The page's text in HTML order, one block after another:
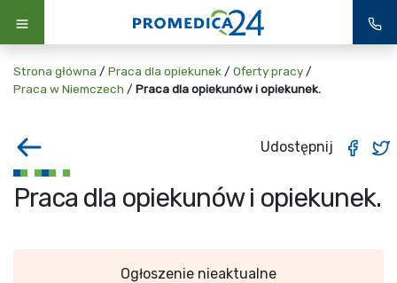
Strona główna / Praca dla opiekunek / Oferty pracy /
Praca w Niemczech / Praca dla opiekunów i opiekunek.
Udostępnij
Praca dla opiekunów i opiekunek.
Ogłoszenie nieaktualne